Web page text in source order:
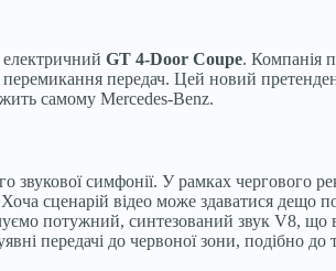
GT 4-Door Coupe. Компанія
передач. Цей новий
самому Mercedes-Benz.
симфонії. У рамках чергового
сценарій відео може здаватися
потужний, синтезований звук V8, що
передачі до червоної зони, подібно